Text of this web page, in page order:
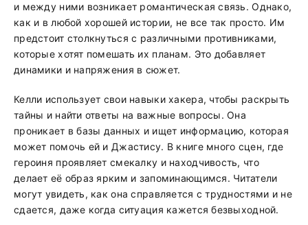
и между ними возникает романтическая связь. Однако,
как и в любой хорошей истории, не все так просто. Им
предстоит столкнуться с различными противниками,
которые хотят помешать их планам. Это добавляет
динамики и напряжения в сюжет.
Келли использует свои навыки хакера, чтобы раскрыть
тайны и найти ответы на важные вопросы. Она
проникает в базы данных и ищет информацию, которая
может помочь ей и Джастису. В книге много сцен, где
героиня проявляет смекалку и находчивость, что
делает её образ ярким и запоминающимся. Читатели
могут увидеть, как она справляется с трудностями и не
сдается, даже когда ситуация кажется безвыходной.